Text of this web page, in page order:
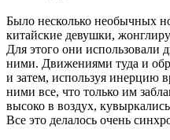
Было несколько необычных
китайские девушки,
Для этого они использовали
ними. Движениями туда и
и затем, используя инерцию
ними все, что только им
высоко в воздух,
Все это делалось очень